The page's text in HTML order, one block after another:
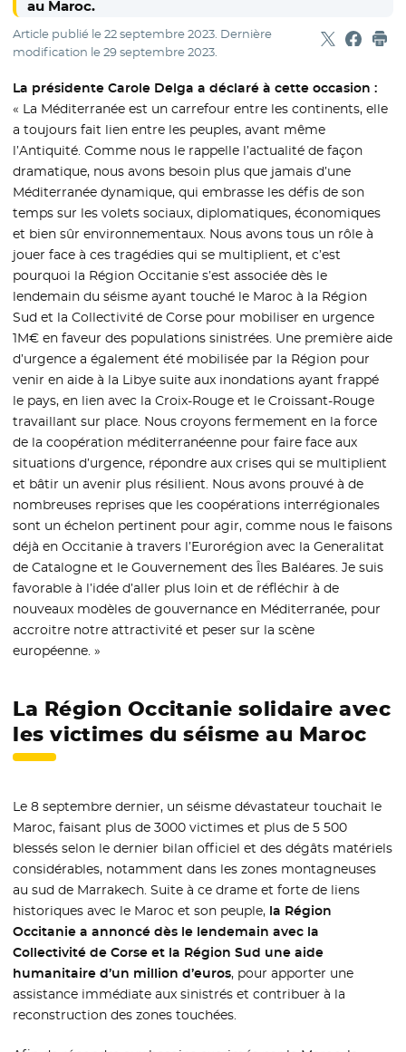
au Maroc.
Article publié le22 septembre 2023. Dernière
modification le29 septembre 2023. Partager
- Nouvelle
-
La présidente Carole Delga a déclaré à cette occasion :
« La Méditerranée est un carrefour entre les continents, elle
a toujours fait lien entre les peuples, avant même
l’Antiquité. Comme nous le rappelle l’actualité de façon
dramatique, nous avons besoin plus que jamais d’une
Méditerranée dynamique, qui embrasse les défis de son
temps sur les volets sociaux, diplomatiques, économiques
et bien sûr environnementaux. Nous avons tous un rôle à
jouer face à ces tragédies qui se multiplient, et c’est
pourquoi la Région Occitanie s’est associée dès le
lendemain du séisme ayant touché le Maroc à la Région
Sud et la Collectivité de Corse pour mobiliser en urgence
1M€ en faveur des populations sinistrées. Une première aide
d’urgence a également été mobilisée par la Région pour
venir en aide à la Libye suite aux inondations ayant frappé
le pays, en lien avec la Croix-Rouge et le Croissant-Rouge
travaillant sur place. Nous croyons fermement en la force
de la coopération méditerranéenne pour faire face aux
situations d’urgence, répondre aux crises qui se multiplient
et bâtir un avenir plus résilient. Nous avons prouvé à de
nombreuses reprises que les coopérations interrégionales
sont un échelon pertinent pour agir, comme nous le faisons
déjà en Occitanie à travers l’Eurorégion avec la Generalitat
de Catalogne et le Gouvernement des Îles Baléares. Je suis
favorable à l’idée d’aller plus loin et de réfléchir à de
nouveaux modèles de gouvernance en Méditerranée, pour
accroitre notre attractivité et peser sur la scène
européenne. »
La Région Occitanie solidaire avec
les victimes du séisme au Maroc
Le 8 septembre dernier, un séisme dévastateur touchait le
Maroc, faisant plus de 3000 victimes et plus de 5 500
blessés selon le dernier bilan officiel et des dégâts matériels
considérables, notamment dans les zones montagneuses
au sud de Marrakech. Suite à ce drame et forte de liens
historiques avec le Maroc et son peuple, la Région
Occitanie a annoncé dès le lendemain avec la
Collectivité de Corse et la Région Sud une aide
humanitaire d’un million d’euros, pour apporter une
assistance immédiate aux sinistrés et contribuer à la
reconstruction des zones touchées.